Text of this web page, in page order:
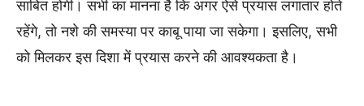
साबित होगी। सभी का मानना है कि अगर ऐसे प्रयास लगातार होते
रहेंगे, तो नशे की समस्या पर काबू पाया जा सकेगा। इसलिए, सभी
को मिलकर इस दिशा में प्रयास करने की आवश्यकता है।